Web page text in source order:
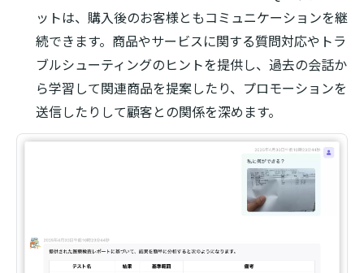
ットは、購入後のお客様ともコミュニケーションを継
続できます。商品やサービスに関する質問対応やトラ
ブルシューティングのヒントを提供し、過去の会話か
ら学習して関連商品を提案したり、プロモーションを
送信したりして顧客との関係を深めます。